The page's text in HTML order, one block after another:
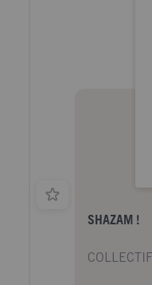
SHAZAM !
COLLECTIF